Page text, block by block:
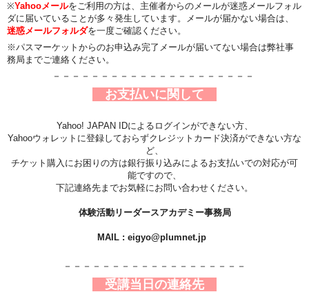
※Yahooメールをご利用の方は、主催者からのメールが迷惑メールフォル
ダに届いていることが多々発生しています。メールが届かない場合は、
迷惑メールフォルダを一度ご確認ください。
※パスマーケットからのお申込み完了メールが届いてない場合は弊社事
務局までご連絡ください。
－－－－－－－－－－－－－－－－－－－－－
お支払いに関して
Yahoo! JAPAN IDによるログインができない方、
Yahooウォレット に登録しておらずクレジットカード決済ができない方な
ど、
チケット購入にお困りの方は銀行振り込みによるお支払いでの対応が可
能ですので、
下記連絡先までお気軽にお問い合わせください。
体験活動リーダースアカデミー事務局
MAIL : eigyo@plumnet.jp
－－－－－－－－－－－－－－－－－－－
受講当日の連絡先